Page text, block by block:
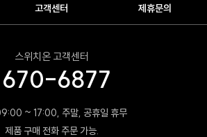
침 경품 당첨자 안내
무료배송 서비스 실시 안내
롯데백화점] 롯데백화점 본점(명동점) POP-UP
고객센터 제휴문의
스위치온 고객센터
6877
~ 17:00, 주말, 공휴일 휴무
제품 구매 전화 주문 가능.